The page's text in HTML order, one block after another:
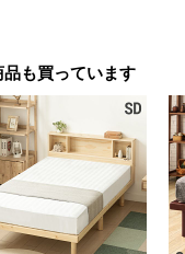
も買っています